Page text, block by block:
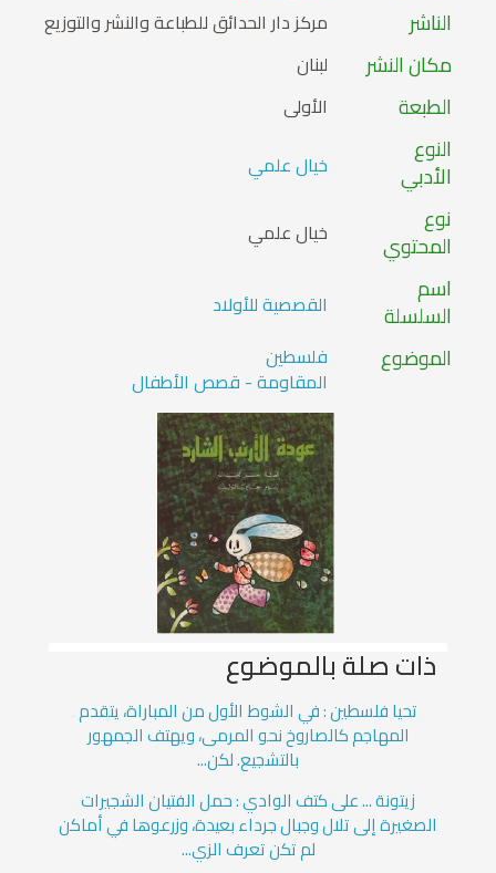
الناشر مركز دار الحدائق للطباعة والنشر والتوزيع
مكان النشر لبنان
الطبعة الأولى
النوع
الأدبي خيال علمي
نوع
المحتوي خيال علمي
اسم
السلسلة القصصية للأولاد
الموضوع فلسطين
المقاومة - قصص الأطفال
ذات صلة بالموضوع
تحيا فلسطين : في الشوط الأول من المباراة، يتقدم
المهاجم كالصاروخ نحو المرمى، ويهتف الجمهور
بالتشجيع. لكن...
زيتونة ... على كتف الوادي : حمل الفتيان الشجيرات
الصغيرة إلى تلال وجبال جرداء بعيدة، وزرعوها في أماكن
لم تكن تعرف الزي...